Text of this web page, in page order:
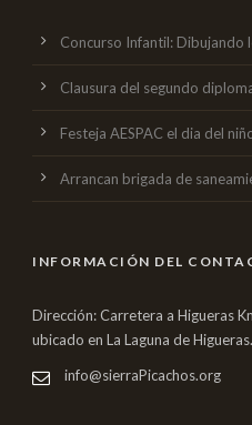
Concurso Infantil: Dibujando
Clausura del segundo
Festeja AESPAC el dia del
Arrancan brigada de
INFORMACIÓN DEL
Dirección: Carretera a Higueras
ubicado en La Laguna de Higueras.
info@sierraPicachos.org